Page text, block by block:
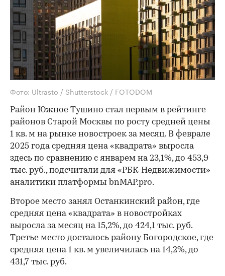
Фото: Ultrasto / Shutterstock / FOTODOM
Район Южное Тушино стал первым в рейтинге
районов Старой Москвы по росту средней цены
1 кв. м на рынке новостроек за месяц. В феврале
2025 года средняя цена «квадрата» выросла
здесь по сравнению с январем на 23,1%, до 453,9
тыс. руб., подсчитали для «РБК-Недвижимости»
аналитики платформы bnMAP.pro.
Второе место занял Останкинский район, где
средняя цена «квадрата» в новостройках
выросла за месяц на 15,2%, до 424,1 тыс. руб.
Третье место досталось району Богородское, где
средняя цена 1 кв. м увеличилась на 14,2%, до
431,7 тыс. руб.